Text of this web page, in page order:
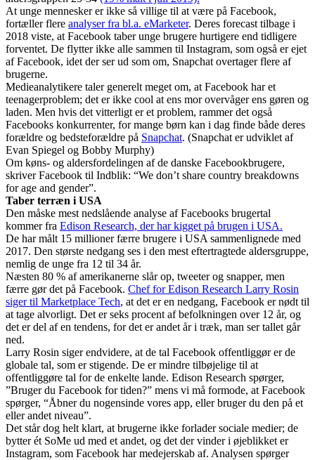
At unge mennesker er ikke så villige til at være på Facebook,
fortæller flere analyser fra bl.a. eMarketer. Deres forecast tilbage i
2018 viste, at Facebook taber unge brugere hurtigere end tidligere
forventet. De flytter ikke alle sammen til Instagram, som også er ejet
af Facebook, idet der ser ud som om, Snapchat overtager flere af
brugerne.
Medieanalytikere taler generelt meget om, at Facebook har et
teenagerproblem; det er ikke cool at ens mor overvåger ens gøren og
laden. Men hvis det vitterligt er et problem, rammer det også
Facebooks konkurrenter, for mange børn kan i dag finde både deres
forældre og bedsteforældre på Snapchat. (Snapchat er udviklet af
Evan Spiegel og Bobby Murphy)
Om køns- og aldersfordelingen af de danske Facebookbrugere,
skriver Facebook til Indblik: “We don’t share country breakdowns
for age and gender”.
Taber terræn i USA
Den måske mest nedslående analyse af Facebooks brugertal
kommer fra Edison Research, der har kigget på brugen i USA.
De har målt 15 millioner færre brugere i USA sammenlignede med
2017. Den største nedgang ses i den mest eftertragtede aldersgruppe,
nemlig de unge fra 12 til 34 år.
Næsten 80 % af amerikanerne slår op, tweeter og snapper, men
færre gør det på Facebook. Chef for Edison Research Larry Rosin
siger til Marketplace Tech, at det er en nedgang, Facebook er nødt til
at tage alvorligt. Det er seks procent af befolkningen over 12 år, og
det er del af en tendens, for det er andet år i træk, man ser tallet går
ned.
Larry Rosin siger endvidere, at de tal Facebook offentliggør er de
globale tal, som er stigende. De er mindre tilbøjelige til at
offentliggøre tal for de enkelte lande. Edison Research spørger,
”Bruger du Facebook for tiden?” mens vi må formode, at Facebook
spørger, “Åbner du nogensinde vores app, eller bruger du den på et
eller andet niveau”.
Det står dog helt klart, at brugerne ikke forlader sociale medier; de
bytter ét SoMe ud med et andet, og det der vinder i øjeblikket er
Instagram, som Facebook har medejerskab af. Analysen spørger